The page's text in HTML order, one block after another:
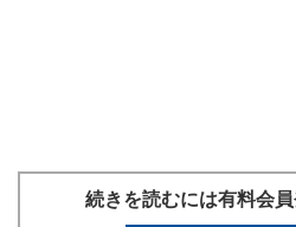
続きを読むには有料会員